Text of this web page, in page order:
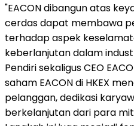
"EACON dibangun atas
cerdas dapat membawa
terhadap aspek
keberlanjutan dalam
Pendiri sekaligus CEO
saham EACON di HKEX
pelanggan, dedikasi
berkelanjutan dari para